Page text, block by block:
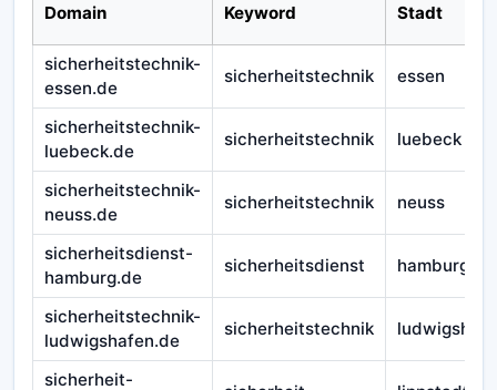
Domain Keyword Stadt
sicherheitstechnik-
essen.de
sicherheitstechnik essen
sicherheitstechnik-
luebeck.de
sicherheitstechnik luebeck
sicherheitstechnik-
neuss.de
sicherheitstechnik neuss
sicherheitsdienst-
hamburg.de
sicherheitsdienst hamburg
sicherheitstechnik-
ludwigshafen.de
sicherheitstechnik
sicherheit-